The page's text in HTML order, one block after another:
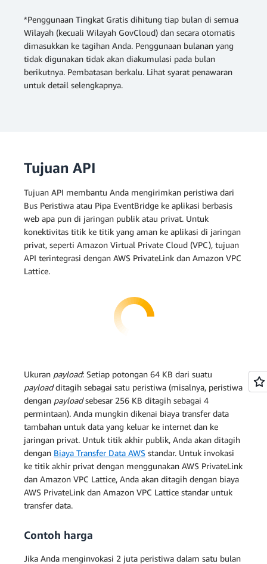
*Penggunaan Tingkat Gratis dihitung tiap bulan di semua
Wilayah (kecuali Wilayah GovCloud) dan secara otomatis
dimasukkan ke tagihan Anda. Penggunaan bulanan yang
tidak digunakan tidak akan diakumulasi pada bulan
berikutnya. Pembatasan berkalu. Lihat syarat penawaran
untuk detail selengkapnya.
Tujuan API
Tujuan API membantu Anda mengirimkan peristiwa dari
Bus Peristiwa atau Pipa EventBridge ke aplikasi berbasis
web apa pun di jaringan publik atau privat. Untuk
konektivitas titik ke titik yang aman ke aplikasi di jaringan
privat, seperti Amazon Virtual Private Cloud (VPC), tujuan
API terintegrasi dengan AWS PrivateLink dan Amazon VPC
Lattice.
Ukuran payload: Setiap potongan 64 KB dari suatu
payloadditagih sebagai satu peristiwa (misalnya, peristiwa
dengan payloadsebesar 256 KB ditagih sebagai 4
permintaan). Anda mungkin dikenai biaya transfer data
tambahan untuk data yang keluar ke internet dan ke
jaringan privat. Untuk titik akhir publik, Anda akan ditagih
dengan Biaya Transfer Data AWS standar. Untuk invokasi
ke titik akhir privat dengan menggunakan AWS PrivateLink
dan Amazon VPC Lattice, Anda akan ditagih dengan biaya
AWS PrivateLink dan Amazon VPC Lattice standar untuk
transfer data.
Contoh harga
Jika Anda menginvokasi 2 juta peristiwa dalam satu bulan